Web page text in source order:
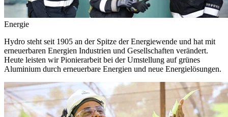
Energie
Hydro steht seit 1905 an der Spitze der Energiewende und hat mit
erneuerbaren Energien Industrien und Gesellschaften verändert.
Heute leisten wir Pionierarbeit bei der Umstellung auf grünes
Aluminium durch erneuerbare Energien und neue Energielösungen.